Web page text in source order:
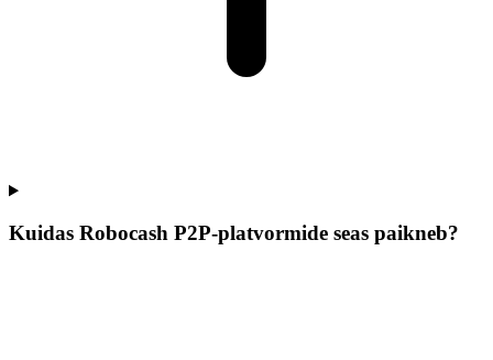
Kuidas Robocash P2P-platvormide seas paikneb?